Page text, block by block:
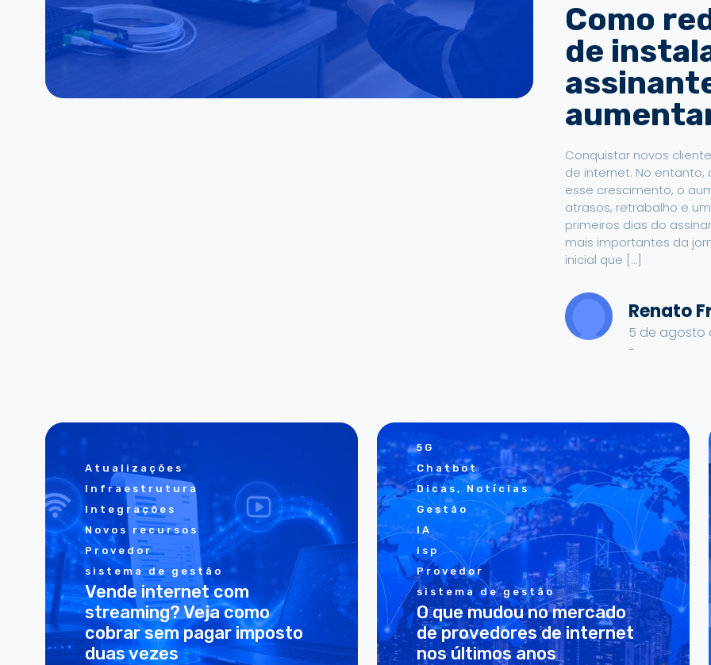
Como
de
Conquistar novos
de internet. No
esse crescimento, o
atrasos, retrabalho e
primeiros dias do
mais importantes da
inicial que […]
Renato
5 de agosto
-
Atualizações
Infraestrutura
Integrações
Novos recursos
Provedor
sistema de gestão
Vende internet com
streaming? Veja como
cobrar sem pagar imposto
duas vezes
5G
Chatbot
Dicas, Notícias
Gestão
IA
isp
Provedor
sistema de gestão
O que mudou no mercado
de provedores de internet
nos últimos anos